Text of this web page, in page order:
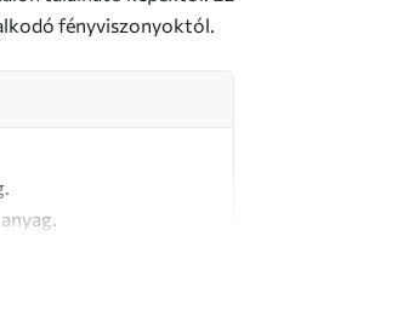
fényviszonyoktól.